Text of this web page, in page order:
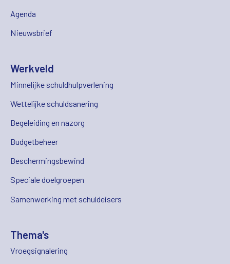
Agenda
Nieuwsbrief
Werkveld
Minnelijke schuldhulpverlening
Wettelijke schuldsanering
Begeleiding en nazorg
Budgetbeheer
Beschermingsbewind
Speciale doelgroepen
Samenwerking met schuldeisers
Thema's
Vroegsignalering